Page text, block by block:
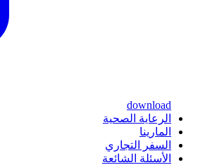
download
الرعاية الصحية
المارينا
السفر التجاري
الأسئلة الشائعة